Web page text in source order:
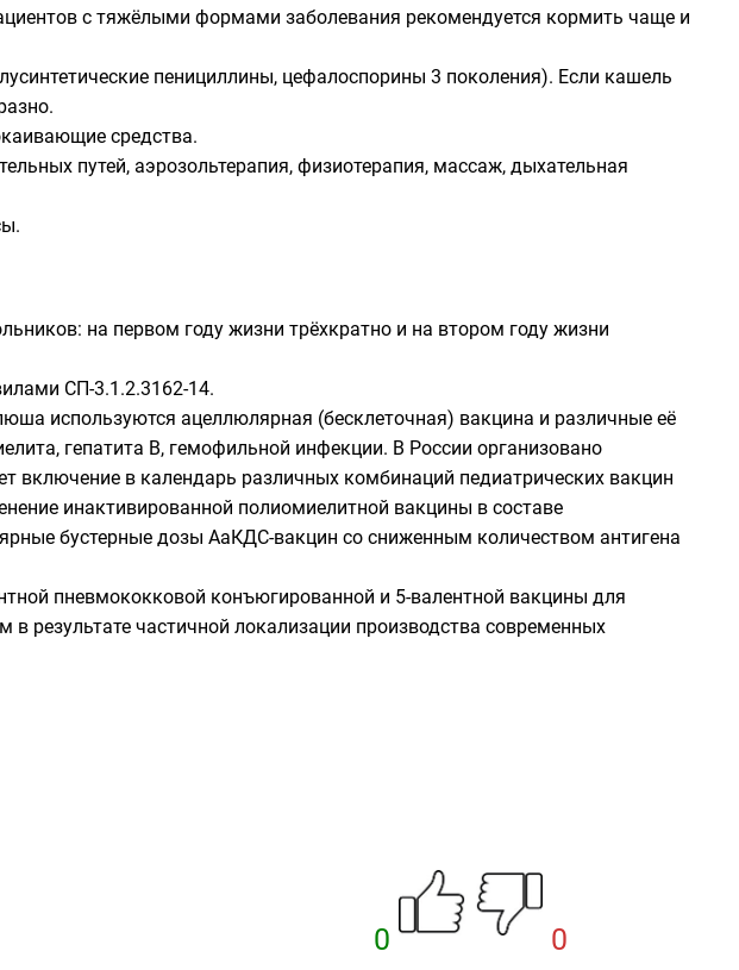
с тяжёлыми формами заболевания рекомендуется кормить чаще и
пенициллины, цефалоспорины 3 поколения). Если кашель
средства.
путей, аэрозольтерапия, физиотерапия, массаж, дыхательная
на первом году жизни трёхкратно и на втором году жизни
СП-3.1.2.3162-14.
используются ацеллюлярная (бесклеточная) вакцина и различные её
гепатита В, гемофильной инфекции. В России организовано
включение в календарь различных комбинаций педиатрических вакцин
инактивированной полиомиелитной вакцины в составе
бустерные дозы АаКДС-вакцин со сниженным количеством антигена
пневмококковой конъюгированной и 5-валентной вакцины для
результате частичной локализации производства современных
0 0